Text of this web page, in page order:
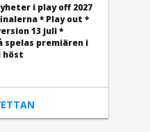
i play off 2027
* Play out *
13 juli *
spelas premiären i
höst